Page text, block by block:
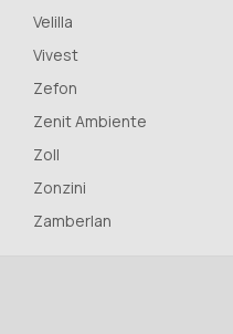
Velilla
Vivest
Zefon
Zenit Ambiente
Zoll
Zonzini
Zamberlan